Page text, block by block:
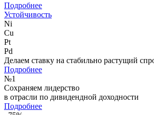
Подробнее
Устойчивость
Ni
Cu
Pt
Pd
Делаем ставку на стабильно растущий
Подробнее
№1
Сохраняем лидерство
в отрасли по дивидендной доходности
Подробнее